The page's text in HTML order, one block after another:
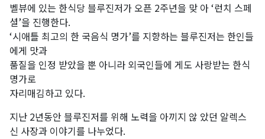
벨뷰에 있는 한식당 블루진저가 오픈 2주년을 맞 아 ‘런치 스페
셜’을 진행한다.
‘시애틀 최고의 한 국음식 명가’를 지향하는 블루진저는 한인들
에게 맛과
품질을 인정 받았을 뿐 아니라 외국인들에 게도 사랑받는 한식
명가로
자리매김하고 있다.
지난 2년동안 블루진저를 위해 노력을 아끼지 않 았던 알렉스
신 사장과 이야기를 나누었다.